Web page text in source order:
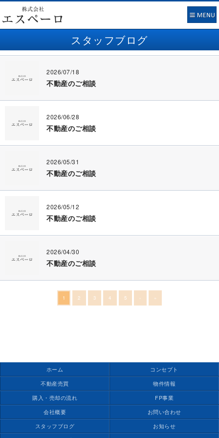
スタッフブログ
2026/07/18
不動産のご相談
2026/06/28
不動産のご相談
2026/05/31
不動産のご相談
2026/05/12
不動産のご相談
2026/04/30
不動産のご相談
1 2 3 4 5 › »
ホーム
コンセプト
不動産売買
物件情報
購入・売却の流れ
FP事業
会社概要
お問い合わせ
スタッフブログ
お知らせ